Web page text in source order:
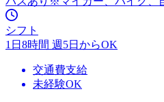
シフト
1日8時間 週5日からOK
交通費支給
未経験OK